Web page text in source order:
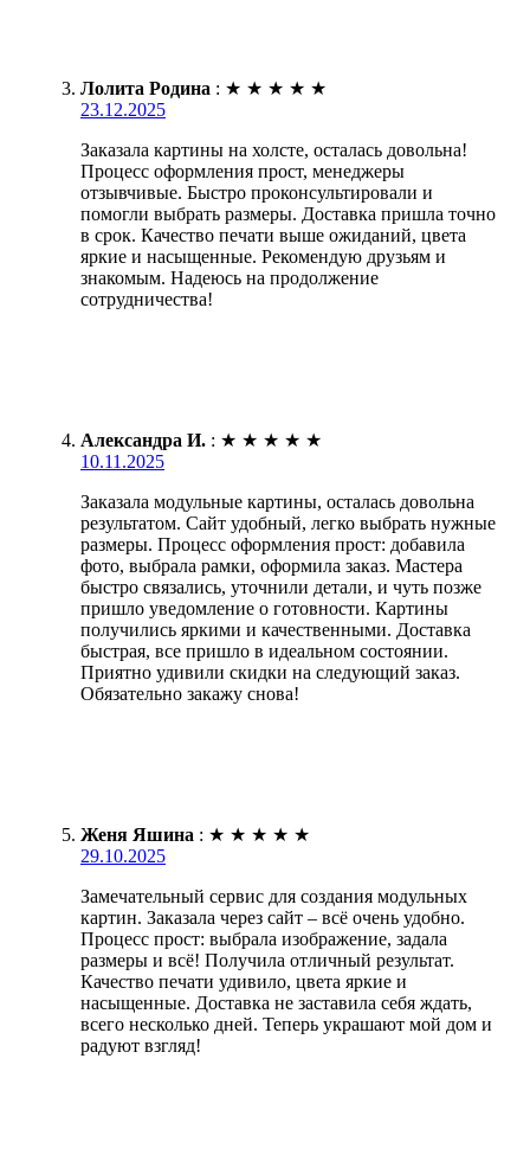
Лолита Родина : ★ ★ ★ ★ ★
23.12.2025
Заказала картины на холсте, осталась довольна!
Процесс оформления прост, менеджеры
отзывчивые. Быстро проконсультировали и
помогли выбрать размеры. Доставка пришла точно
в срок. Качество печати выше ожиданий, цвета
яркие и насыщенные. Рекомендую друзьям и
знакомым. Надеюсь на продолжение
сотрудничества!
Александра И. : ★ ★ ★ ★ ★
10.11.2025
Заказала модульные картины, осталась довольна
результатом. Сайт удобный, легко выбрать нужные
размеры. Процесс оформления прост: добавила
фото, выбрала рамки, оформила заказ. Мастера
быстро связались, уточнили детали, и чуть позже
пришло уведомление о готовности. Картины
получились яркими и качественными. Доставка
быстрая, все пришло в идеальном состоянии.
Приятно удивили скидки на следующий заказ.
Обязательно закажу снова!
Женя Яшина : ★ ★ ★ ★ ★
29.10.2025
Замечательный сервис для создания модульных
картин. Заказала через сайт – всё очень удобно.
Процесс прост: выбрала изображение, задала
размеры и всё! Получила отличный результат.
Качество печати удивило, цвета яркие и
насыщенные. Доставка не заставила себя ждать,
всего несколько дней. Теперь украшают мой дом и
радуют взгляд!